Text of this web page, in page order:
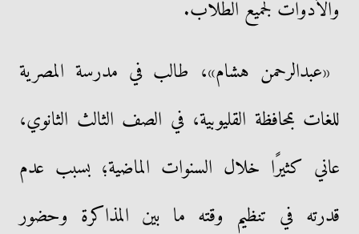
والأدوات لجميع الطلاب.
«عبدالرحمن هشام»، طالب في مدرسة المصرية
للغات بمحافظة القليوبية، في الصف الثالث الثانوي،
عاني كثيرًا خلال السنوات الماضية؛ بسبب عدم
قدرته في تنظيم وقته ما بين المذاكرة وحضور